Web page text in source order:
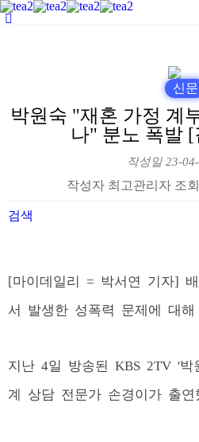
신문
박원숙 "재혼 가정 계
나" 분노 폭발
작성일 23-
작성자 최고관리자 조회
검색
[마이데일리 = 박서연 기자]
서 발생한 성폭력 문제에 대해
지난 4일 방송된 KBS 2TV '
계 상담 전문가 손경이가 출연